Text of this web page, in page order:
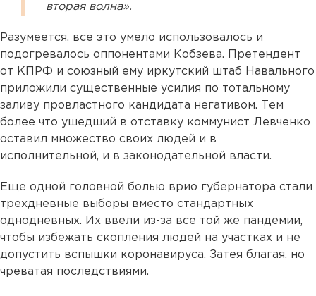
вторая волна».
Разумеется, все это умело использовалось и
подогревалось оппонентами Кобзева. Претендент
от КПРФ и союзный ему иркутский штаб Навального
приложили существенные усилия по тотальному
заливу провластного кандидата негативом. Тем
более что ушедший в отставку коммунист Левченко
оставил множество своих людей и в
исполнительной, и в законодательной власти.
Еще одной головной болью врио губернатора стали
трехдневные выборы вместо стандартных
однодневных. Их ввели из-за все той же пандемии,
чтобы избежать скопления людей на участках и не
допустить вспышки коронавируса. Затея благая, но
чреватая последствиями.